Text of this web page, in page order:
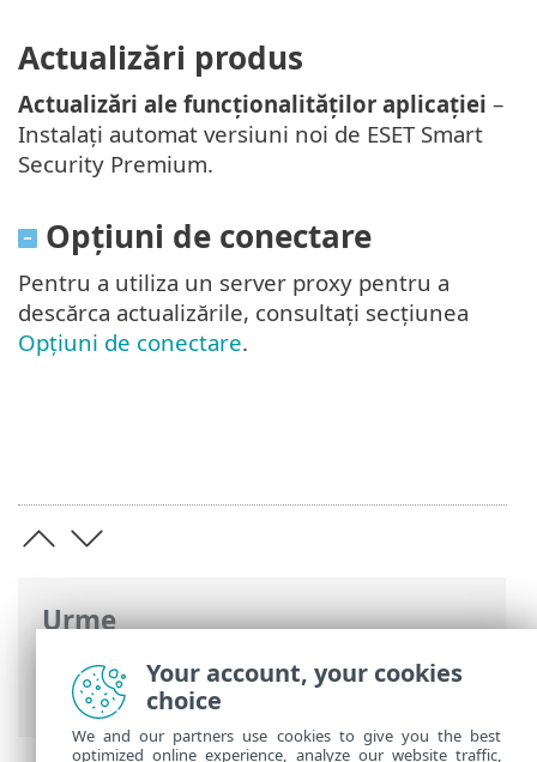
Urme
Ajutor online ESET>ESET Smart Security
Premium
>Setări avansate
Actualizări produs
Actualizări ale funcționalităților aplicației –
Instalați automat versiuni noi de ESET Smart
Security Premium.
Opțiuni de conectare
Pentru a utiliza un server proxy pentru a
descărca actualizările, consultați secțiunea
Opțiuni de conectare.
Your account, your cookies
choice
We and our partners use cookies to give you the best
optimized online experience, analyze our website traffic,